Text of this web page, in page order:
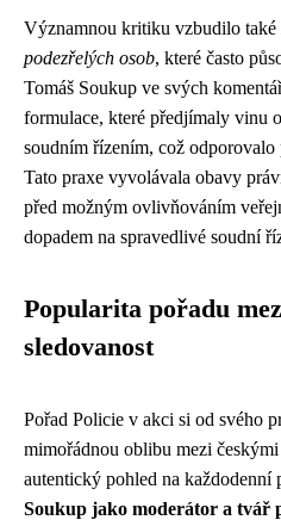
Významnou kritiku vzbudilo také
podezřelých osob, které často
Tomáš Soukup ve svých
formulace, které předjímaly vinu
soudním řízením, což
Tato praxe vyvolávala obavy
před možným ovlivňováním
dopadem na spravedlivé soudní
Popularita pořadu
sledovanost
Pořad Policie v akci si od svého
mimořádnou oblibu mezi
autentický pohled na každodenní
Soukup jako moderátor a tvář